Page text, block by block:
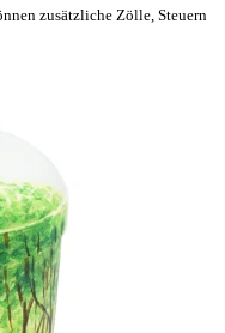
zusätzliche Zölle, Steuern